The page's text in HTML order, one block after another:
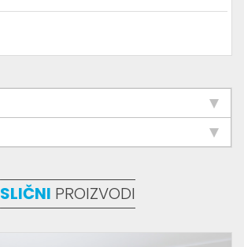
SLIČNI PROIZVODI